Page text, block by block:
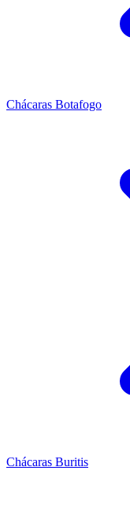
Chácaras Botafogo
Chácaras Buritis